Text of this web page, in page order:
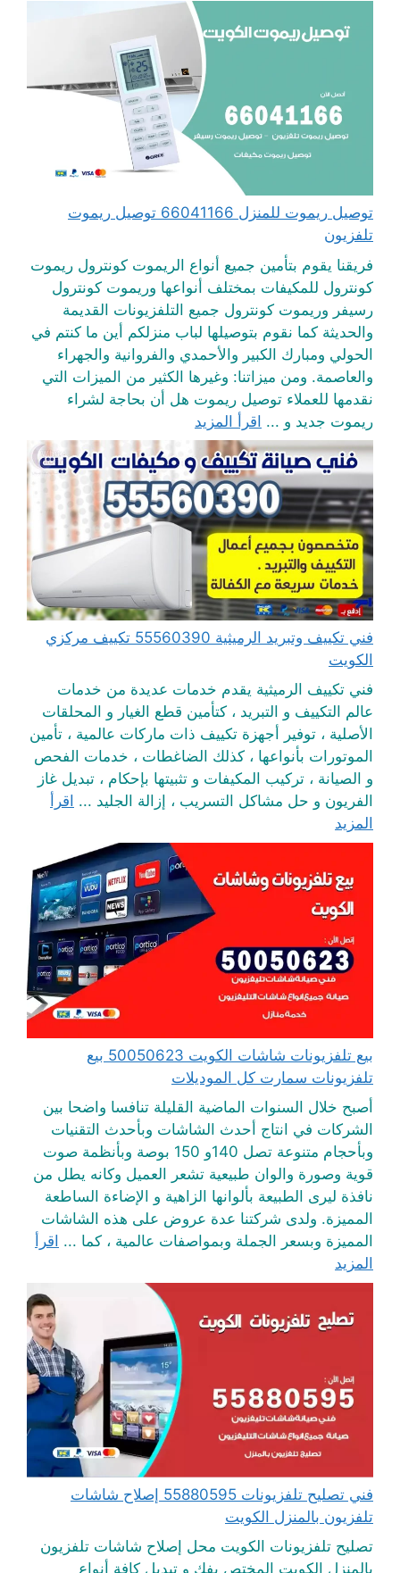
توصيل ريموت للمنزل 66041166 توصيل ريموت
تلفزيون
فريقنا يقوم بتأمين جميع أنواع الريموت كونترول ريموت
كونترول للمكيفات بمختلف أنواعها وريموت كونترول
رسيفر وريموت كونترول جميع التلفزيونات القديمة
والحديثة كما نقوم بتوصيلها لباب منزلكم أين ما كنتم في
الحولي ومبارك الكبير والأحمدي والفروانية والجهراء
والعاصمة. ومن ميزاتنا: وغيرها الكثير من الميزات التي
نقدمها للعملاء توصيل ريموت هل أن بحاجة لشراء
ريموت جديد و ... اقرأ المزيد
فني تكييف وتبريد الرميثية 55560390 تكييف مركزي
الكويت
فني تكييف الرميثية يقدم خدمات عديدة من خدمات
عالم التكييف و التبريد ، كتأمين قطع الغيار و المحلقات
الأصلية ، توفير أجهزة تكييف ذات ماركات عالمية ، تأمين
الموتورات بأنواعها ، كذلك الضاغطات ، خدمات الفحص
و الصيانة ، تركيب المكيفات و تثبيتها بإحكام ، تبديل غاز
الفريون و حل مشاكل التسريب ، إزالة الجليد ... اقرأ
المزيد
بيع تلفزيونات شاشات الكويت 50050623 بيع
تلفزيونات سمارت كل الموديلات
أصبح خلال السنوات الماضية القليلة تنافسا واضحا بين
الشركات في انتاج أحدث الشاشات وبأحدث التقنيات
وبأحجام متنوعة تصل 140و 150 بوصة وبأنظمة صوت
قوية وصورة والوان طبيعية تشعر العميل وكانه يطل من
نافذة ليرى الطبيعة بألوانها الزاهية و الإضاءة الساطعة
المميزة. ولدى شركتنا عدة عروض على هذه الشاشات
المميزة وبسعر الجملة وبمواصفات عالمية ، كما ... اقرأ
المزيد
فني تصليح تلفزيونات 55880595 إصلاح شاشات
تلفزيون بالمنزل الكويت
تصليح تلفزيونات الكويت محل إصلاح شاشات تلفزيون
بالمنزل الكويت المختص بفك و تبديل كافة أنواع